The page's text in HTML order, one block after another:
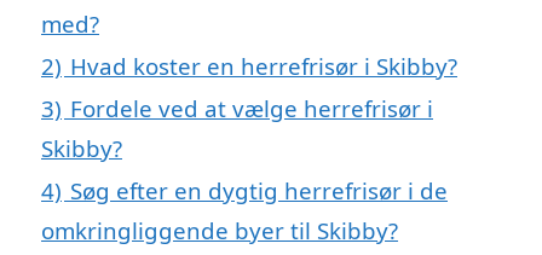
med?
2) Hvad koster en herrefrisør i Skibby?
3) Fordele ved at vælge herrefrisør i
Skibby?
4) Søg efter en dygtig herrefrisør i de
omkringliggende byer til Skibby?